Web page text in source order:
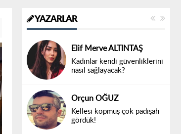
YAZARLAR
Elif Merve ALTINTAŞ
Kadınlar kendi güvenliklerini
nasıl sağlayacak?
Orçun OĞUZ
Kellesi kopmuş çok padişah
gördük!